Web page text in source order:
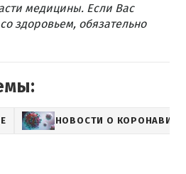
медицины. Если Вас
здоровьем, обязательно
НОВОСТИ О